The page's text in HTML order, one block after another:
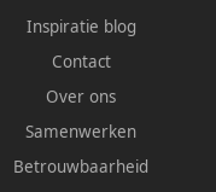
Inspiratie blog
Contact
Over ons
Samenwerken
Betrouwbaarheid